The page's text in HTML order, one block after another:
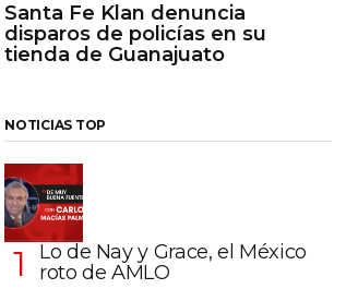
Santa Fe Klan denuncia
disparos de policías en su
tienda de Guanajuato
NOTICIAS TOP
Lo de Nay y Grace, el México
roto de AMLO